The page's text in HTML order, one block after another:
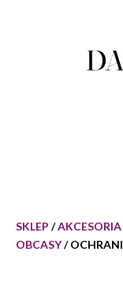
SKLEP /
OBCASY/